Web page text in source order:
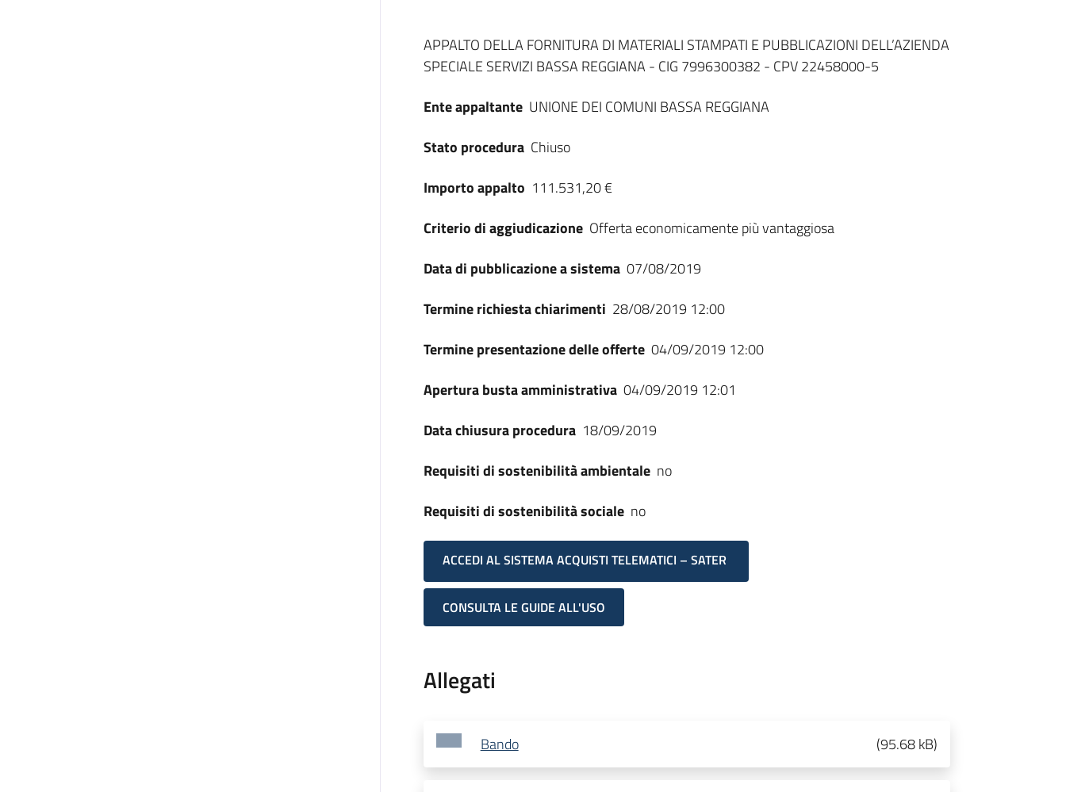
Dati del bando
APPALTO DELLA FORNITURA DI MATERIALI STAMPATI E PUBBLICAZIONI DELL’AZIENDA
SPECIALE SERVIZI BASSA REGGIANA - CIG 7996300382 - CPV 22458000-5
Ente appaltante UNIONE DEI COMUNI BASSA REGGIANA
Stato procedura Chiuso
Importo appalto 111.531,20 €
Criterio di aggiudicazione Offerta economicamente più vantaggiosa
Data di pubblicazione a sistema 07/08/2019
Termine richiesta chiarimenti 28/08/2019 12:00
Termine presentazione delle offerte 04/09/2019 12:00
Apertura busta amministrativa 04/09/2019 12:01
Data chiusura procedura 18/09/2019
Requisiti di sostenibilità ambientale no
Requisiti di sostenibilità sociale no
ACCEDI AL SISTEMA ACQUISTI TELEMATICI – SATER
CONSULTA LE GUIDE ALL'USO
Allegati
Bando (95.68 kB)